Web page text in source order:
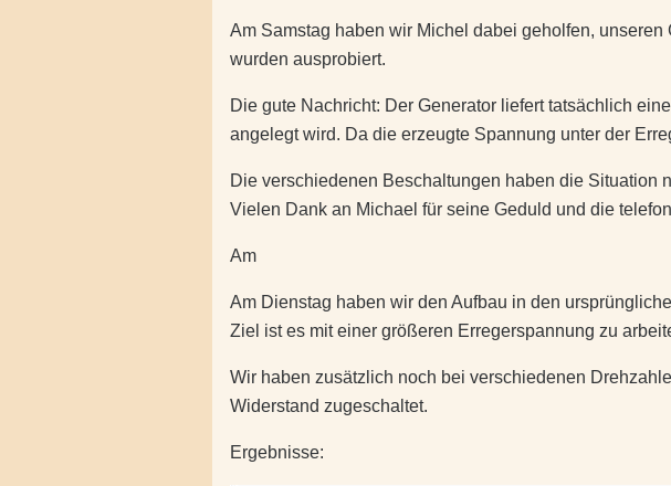
Am Samstag haben wir Michel dabei geholfen,
wurden ausprobiert.
Die gute Nachricht: Der Generator liefert tatsächlich
angelegt wird. Da die erzeugte Spannung unter der
Die verschiedenen Beschaltungen haben die Situation
Vielen Dank an Michael für seine Geduld und die
Am
Am Dienstag haben wir den Aufbau in den
Ziel ist es mit einer größeren Erregerspannung zu
Wir haben zusätzlich noch bei verschiedenen
Widerstand zugeschaltet.
Ergebnisse: